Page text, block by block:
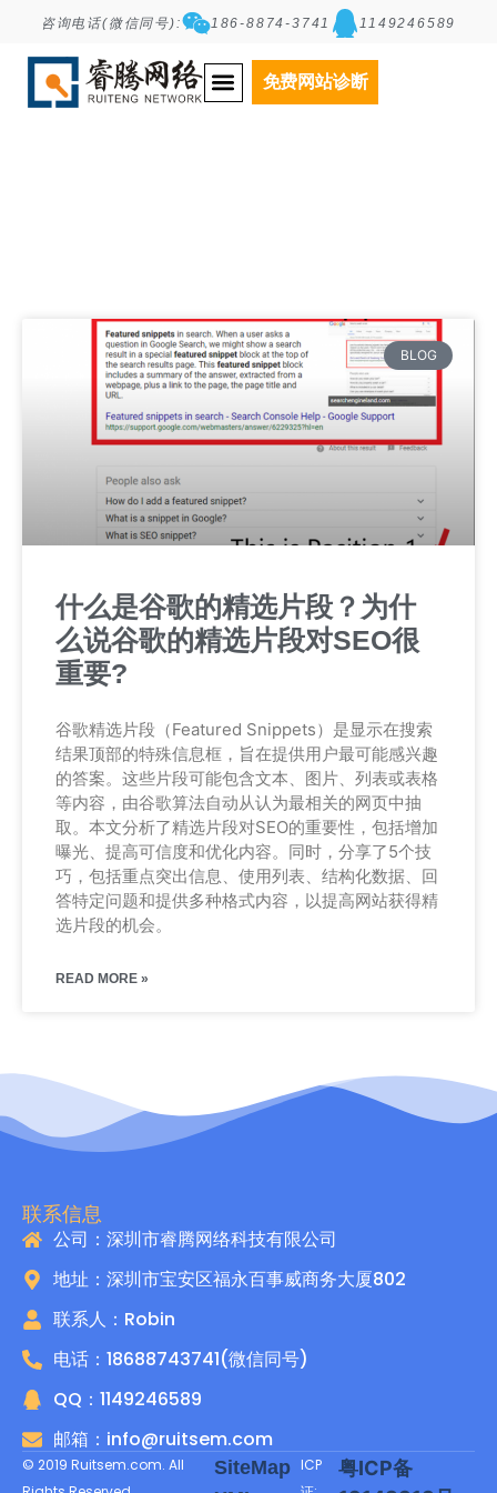
咨询电话(微信同号): 186-8874-3741 1149246589
免费网站诊断
Tag: 精选片段
BLOG
什么是谷歌的精选片段？为什
么说谷歌的精选片段对SEO很
重要?
谷歌精选片段（Featured Snippets）是显示在搜索
结果顶部的特殊信息框，旨在提供用户最可能感兴趣
的答案。这些片段可能包含文本、图片、列表或表格
等内容，由谷歌算法自动从认为最相关的网页中抽
取。本文分析了精选片段对SEO的重要性，包括增加
曝光、提高可信度和优化内容。同时，分享了5个技
巧，包括重点突出信息、使用列表、结构化数据、回
答特定问题和提供多种格式内容，以提高网站获得精
选片段的机会。
READ MORE »
联系信息
公司：深圳市睿腾网络科技有限公司
地址：深圳市宝安区福永百事威商务大厦802
联系人：Robin
电话：18688743741(微信同号)
QQ：1149246589
邮箱：info@ruitsem.com
© 2019 Ruitsem.com. All
SiteMap ICP
粤ICP备